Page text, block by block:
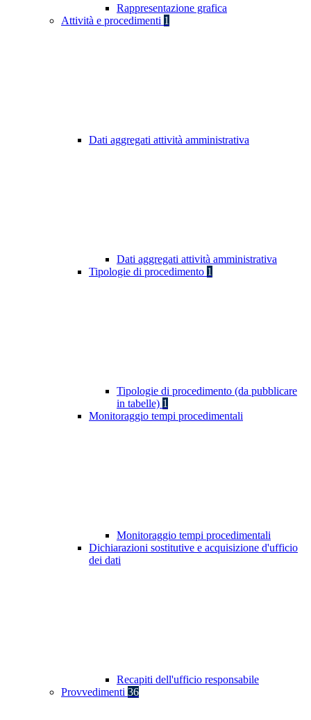
Rappresentazione grafica
Attività e procedimenti 1
Dati aggregati attività amministrativa
Dati aggregati attività amministrativa
Tipologie di procedimento 1
Tipologie di procedimento (da pubblicare
in tabelle) 1
Monitoraggio tempi procedimentali
Monitoraggio tempi procedimentali
Dichiarazioni sostitutive e acquisizione d'ufficio
dei dati
Recapiti dell'ufficio responsabile
Provvedimenti 36